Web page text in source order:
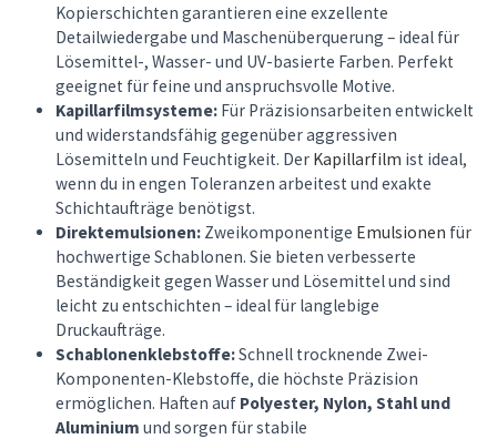
Kopierschichten garantieren eine exzellente
Detailwiedergabe und Maschenüberquerung – ideal für
Lösemittel-, Wasser- und UV-basierte Farben. Perfekt
geeignet für feine und anspruchsvolle Motive.
Kapillarfilmsysteme: Für Präzisionsarbeiten entwickelt
und widerstandsfähig gegenüber aggressiven
Lösemitteln und Feuchtigkeit. Der Kapillarfilm ist ideal,
wenn du in engen Toleranzen arbeitest und exakte
Schichtaufträge benötigst.
Direktemulsionen: Zweikomponentige Emulsionen für
hochwertige Schablonen. Sie bieten verbesserte
Beständigkeit gegen Wasser und Lösemittel und sind
leicht zu entschichten – ideal für langlebige
Druckaufträge.
Schablonenklebstoffe:Schnell trocknende Zwei-
Komponenten-Klebstoffe, die höchste Präzision
ermöglichen. Haften auf Polyester, Nylon, Stahl und
Aluminium und sorgen für stabile